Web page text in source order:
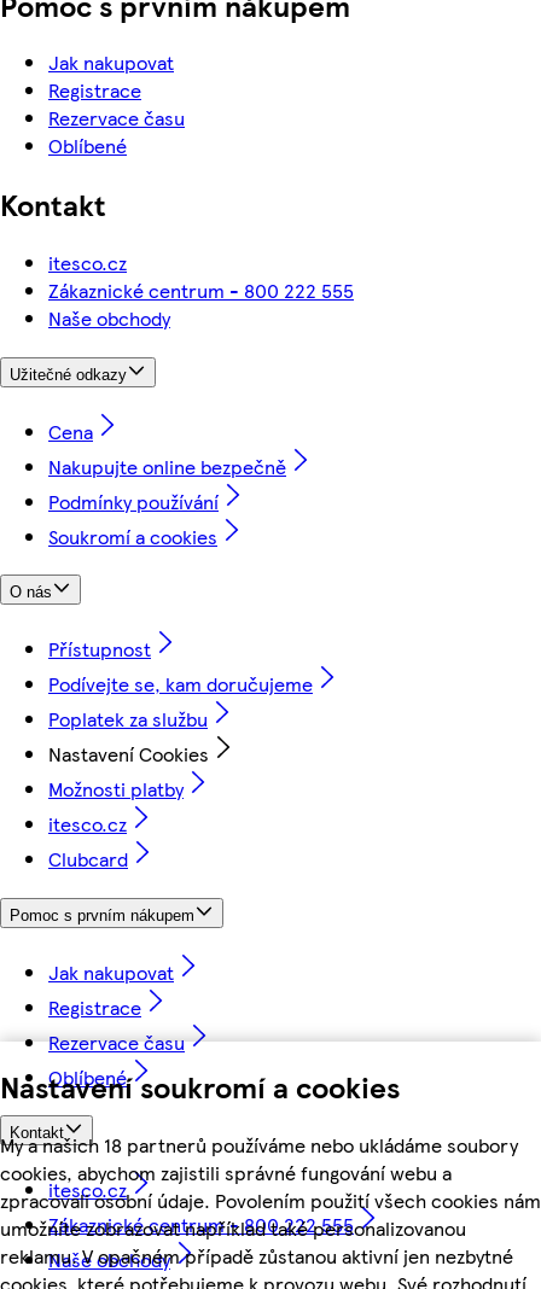
Nastavení soukromí a cookies
My a našich 18 partnerů používáme nebo ukládáme soubory
cookies, abychom zajistili správné fungování webu a
zpracovali osobní údaje. Povolením použití všech cookies nám
umožníte zobrazovat například také personalizovanou
reklamu. V opačném případě zůstanou aktivní jen nezbytné
cookies, které potřebujeme k provozu webu. Své rozhodnutí
Jak nakupovat
Registrace
Rezervace času
Oblíbené
Kontakt
itesco.cz
Zákaznické centrum - 800 222 555
Naše obchody
Užitečné odkazy
Cena
Nakupujte online bezpečně
Podmínky používání
Soukromí a cookies
O nás
Přístupnost
Podívejte se, kam doručujeme
Poplatek za službu
Nastavení Cookies
Možnosti platby
itesco.cz
Clubcard
Pomoc s prvním nákupem
Jak nakupovat
Registrace
Rezervace času
Oblíbené
Kontakt
itesco.cz
Zákaznické centrum - 800 222 555
Naše obchody